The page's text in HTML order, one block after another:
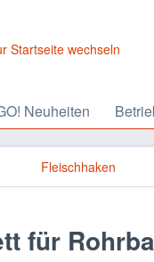
Neuheiten
Fleischhaken
für